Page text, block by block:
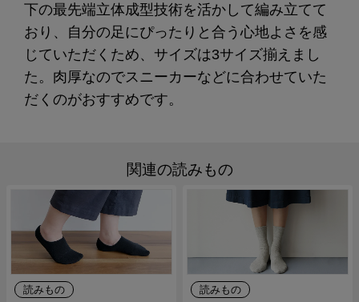
下の最先端立体成型技術を活かして編み立てて
おり、自分の足にぴったりと合う心地よさを感
じていただくため、サイズは3サイズ揃えまし
た。肉厚なのでスニーカーなどに合わせていた
だくのがおすすめです。
関連の読みもの
読みもの 読みもの